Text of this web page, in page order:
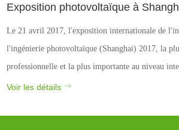
Exposition photovoltaïque à
Le 21 avril 2017, l'exposition internationale de
l'ingénierie photovoltaïque (Shanghai) 2017, la
professionnelle et la plus importante au niveau
avec succès au nouveau centre d'exposition
Voir les détails